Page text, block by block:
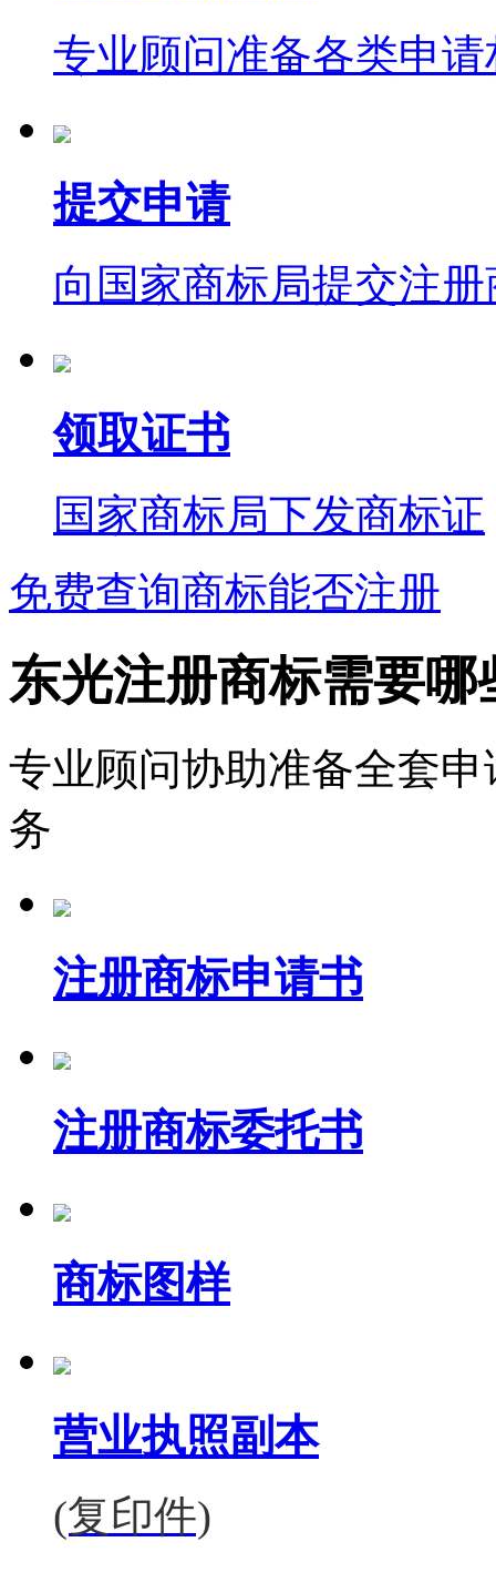
专业顾问准备各类申请
提交申请
向国家商标局提交注
领取证书
国家商标局下发商标证
免费查询商标能否注册
东光注册商标需要哪
专业顾问协助准备全套
务
注册商标申请书
注册商标委托书
商标图样
营业执照副本
(复印件)